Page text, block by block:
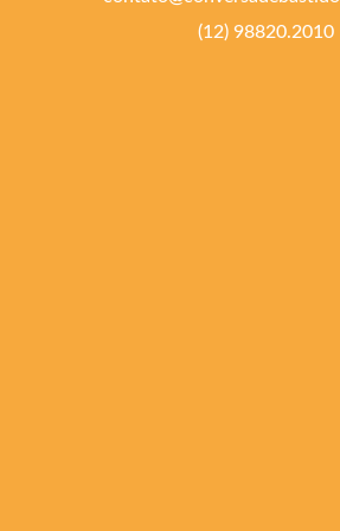
(12) 98820.2010